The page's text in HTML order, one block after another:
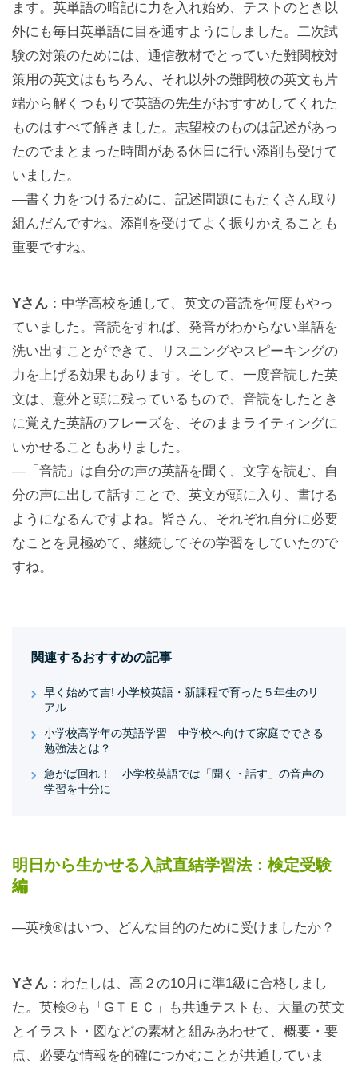
ます。英単語の暗記に力を入れ始め、テストのとき以
外にも毎日英単語に目を通すようにしました。二次試
験の対策のためには、通信教材でとっていた難関校対
策用の英文はもちろん、それ以外の難関校の英文も片
端から解くつもりで英語の先生がおすすめしてくれた
ものはすべて解きました。志望校のものは記述があっ
たのでまとまった時間がある休日に行い添削も受けて
いました。
—書く力をつけるために、記述問題にもたくさん取り
組んだんですね。添削を受けてよく振りかえることも
重要ですね。
Yさん ：中学高校を通して、英文の音読を何度もやっ
ていました。音読をすれば、発音がわからない単語を
洗い出すことができて、リスニングやスピーキングの
力を上げる効果もあります。そして、一度音読した英
文は、意外と頭に残っているもので、音読をしたとき
に覚えた英語のフレーズを、そのままライティングに
いかせることもありました。
—「音読」は自分の声の英語を聞く、文字を読む、自
分の声に出して話すことで、英文が頭に入り、書ける
ようになるんですよね。皆さん、それぞれ自分に必要
なことを見極めて、継続してその学習をしていたので
すね。
関連するおすすめの記事
早く始めて吉! 小学校英語・新課程で育った５年生のリ
アル
小学校高学年の英語学習 中学校へ向けて家庭でできる
勉強法とは？
急がば回れ！ 小学校英語では「聞く・話す」の音声の
学習を十分に
明日から生かせる入試直結学習法：検定受験
編
—英検®はいつ、どんな目的のために受けましたか？
Yさん ：わたしは、高２の10月に準1級に合格しまし
た。英検®も「GＴＥＣ」も共通テストも、大量の英文
とイラスト・図などの素材と組みあわせて、概要・要
点、必要な情報を的確につかむことが共通していま